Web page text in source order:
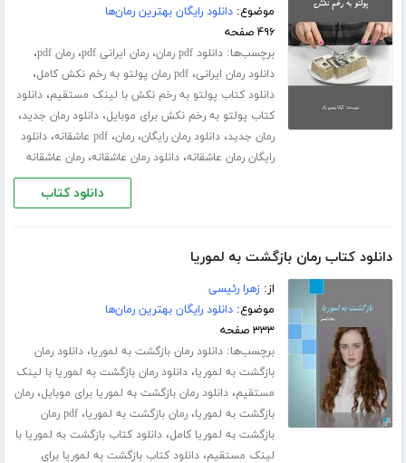
موضوع:دانلود رایگان بهترین رمان‌ها
۴۹۶ صفحه
برچسب‌ها:دانلود pdf رمان ،رمان ایرانی pdf ،رمان pdf ،
دانلود رمان ایرانی،pdf رمان پولتو به رخم نکش کامل ،
دانلود کتاب پولتو به رخم نکش با لینک مستقیم،دانلود
کتاب پولتو به رخم نکش برای موبایل،دانلود رمان جدید،
رمان جدید،دانلود رمان رایگان،رمان،pdf عاشقانه ،دانلود
رایگان رمان عاشقانه،دانلود رمان عاشقانه،رمان عاشقانه
دانلود کتاب
دانلود کتاب رمان بازگشت به لموریا
از:زهرا رئیسی
موضوع:دانلود رایگان بهترین رمان‌ها
۳۳۳ صفحه
برچسب‌ها:دانلود رمان بازگشت به لموریا،دانلود رمان
بازگشت به لموریا،دانلود رمان بازگشت به لموریا با لینک
مستقیم،دانلود رمان بازگشت به لموریا برای موبایل،رمان
بازگشت به لموریا،رمان بازگشت به لموریا،
pdf رمان
بازگشت به لموریا کامل،دانلود کتاب بازگشت به لموریا با
لینک مستقیم،دانلود کتاب بازگشت به لموریا برای